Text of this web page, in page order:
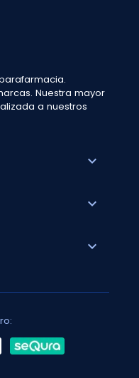
Nuestra mayor
a nuestros
expand_more
expand_more
expand_more